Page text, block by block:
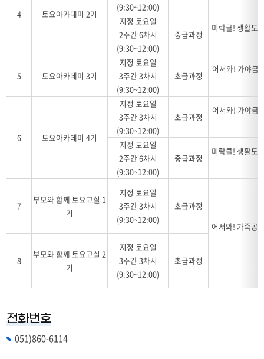
4 토요아카데미 2기
(9:30~12:00)
지정 토요일
2주간 6차시
(9:30~12:00)
중급과정
미락클! 생활도
5 토요아카데미 3기
지정 토요일
3주간 3차시
(9:30~12:00)
초급과정
어서와! 가야금
6 토요아카데미 4기
지정 토요일
3주간 3차시
(9:30~12:00)
초급과정
어서와! 가야금
지정 토요일
2주간 6차시
(9:30~12:00)
중급과정
미락클! 생활도
7
부모와 함께 토요교실 1
기
지정 토요일
3주간 3차시
(9:30~12:00)
초급과정
어서와! 가죽공
8
부모와 함께 토요교실 2
기
지정 토요일
3주간 3차시
(9:30~12:00)
초급과정
전화번호
051)860-6114